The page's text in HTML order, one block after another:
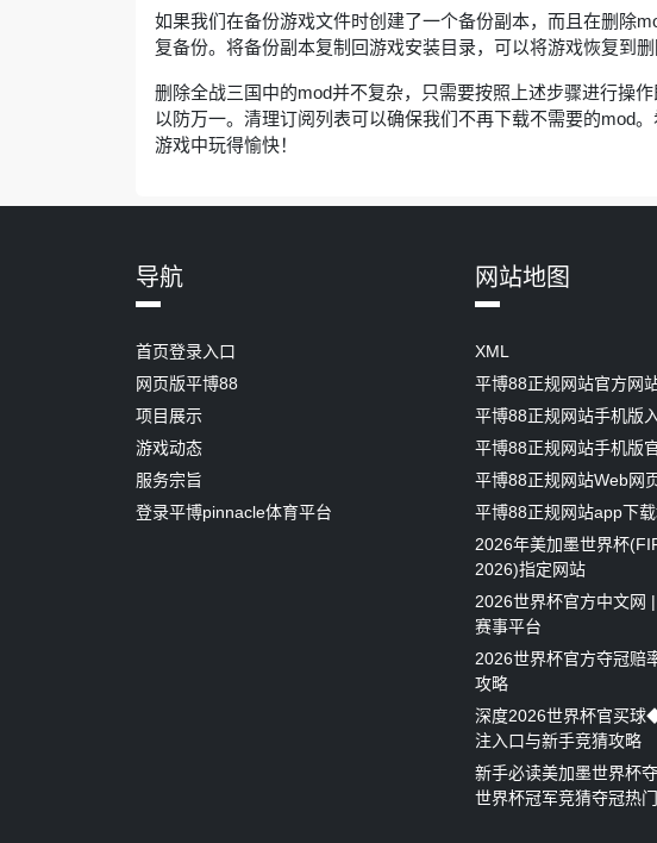
如果我们在备份游戏文件时创建了一个备份副本，而且在删除
复备份。将备份副本复制回游戏安装目录，可以将游戏恢复到删
删除全战三国中的mod并不复杂，只需要按照上述步骤进行操
以防万一。清理订阅列表可以确保我们不再下载不需要的mod
游戏中玩得愉快！
导航
首页登录入口
网页版平博88
项目展示
游戏动态
服务宗旨
登录平博pinnacle体育平台
网站地图
XML
平博88正规网站官方网
平博88正规网站手机版
平博88正规网站手机版
平博88正规网站Web网
平博88正规网站app下
2026年美加墨世界杯
2026)指定网站
2026世界杯官方中文网
赛事平台
2026世界杯官方夺冠赔
攻略
深度2026世界杯官买球
注入口与新手竞猜攻略
新手必读美加墨世界杯
世界杯冠军竞猜夺冠热